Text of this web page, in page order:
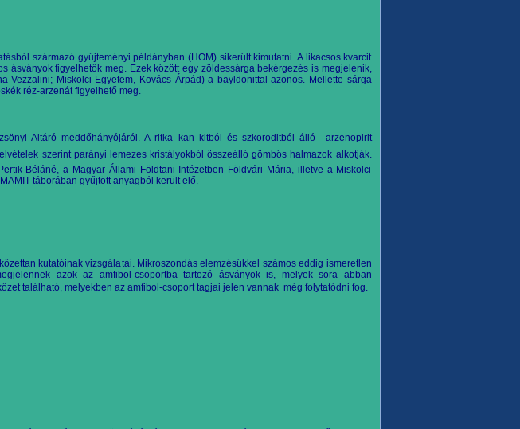
származó gyűjteményi példányban (HOM) sikerült kimutatni. A likacsos kvarcit
ásványok figyelhetők meg. Ezek között egy zöldessárga bekérgezés is megjelenik,
Vezzalini; Miskolci Egyetem, Kovács Árpád) a bayldonittal azonos. Mellette sárga
réz-arzenát figyelhető meg.
Altáró meddőhányójáról. A ritka kan kitból és szkoroditból álló
arzenopirit
szerint parányi lemezes kristályokból összeálló gömbös halmazok alkotják.
Béláné, a Magyar Állami Földtani Intézetben Földvári Mária, illetve a Miskolci
táborában gyűjtött anyagból került elő.
kutatóinak vizsgálatai. Mikroszondás elemzésükkel számos eddig ismeretlen
azok az amfibol-csoportba tartozó ásványok is, melyek sora abban
található, melyekben az amfibol-csoport tagjai jelen vannak még folytatódni fog.